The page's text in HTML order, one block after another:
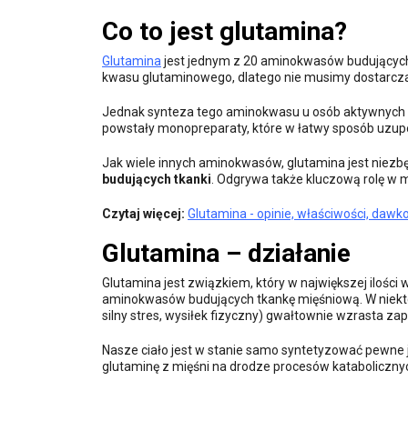
Co to jest glutamina?
Glutamina jest jednym z 20 aminokwasów
kwasu glutaminowego, dlatego nie musimy
Jednak synteza tego aminokwasu u osób
powstały monopreparaty, które w łatwy sposób
Jak wiele innych aminokwasów, glutamina jest
budujących tkanki . Odgrywa także kluczową rolę
Czytaj więcej: Glutamina - opinie, właściwości,
Glutamina – działanie
Glutamina jest związkiem, który w największej ilości
aminokwasów budujących tkankę mięśniową. W
silny stres, wysiłek fizyczny) gwałtownie wzrasta
Nasze ciało jest w stanie samo syntetyzować
glutaminę z mięśni na drodze procesów